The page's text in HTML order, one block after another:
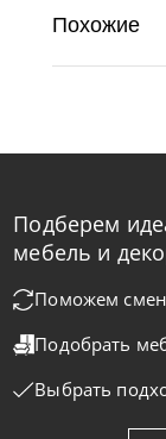
На заказ
+280
Похожие
Подберем
мебель и
Поможем
Подобрать
Выбрать